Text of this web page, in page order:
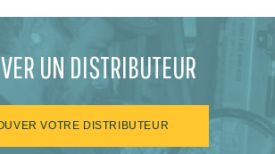
UN DISTRIBUTEUR
VOTRE DISTRIBUTEUR